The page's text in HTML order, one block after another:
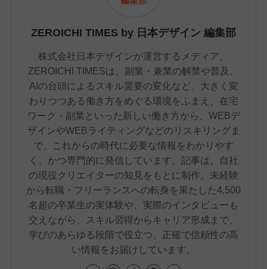
ZEROICHI TIMES by 日本デザイン 編集部
株式会社日本デザインが運営するメディア、
ZEROICHI TIMESは、副業・兼業の解禁や普及、
AIの台頭によるスキル需要の変化など、大きく変
わりつつある働き方をめぐる環境をふまえ、在宅
ワーク・副業といった新しい働き方から、WEBデ
ザインやWEBライティングなどのリスキリングま
で、これからの時代に必要な情報をわかりやす
く、かつ専門的に発信しています。記事は、自社
の現役クリエイターの知見をもとに制作。未経験
から転職・フリーランスへの転身を果たした4,500
名超の卒業生の実体験や、実際のインタビューも
交えながら、スキル習得からキャリア形成まで、
学びのあらゆる段階で役立つ、正確で信頼性の高
い情報をお届けしています。